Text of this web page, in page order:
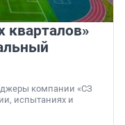
кварталов»
компании «СЗ
испытаниях и